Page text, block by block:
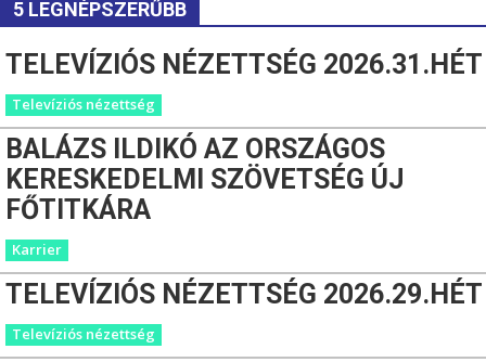
5 LEGNÉPSZERŰBB
TELEVÍZIÓS NÉZETTSÉG 2026.31.HÉT
Televíziós nézettség
BALÁZS ILDIKÓ AZ ORSZÁGOS
KERESKEDELMI SZÖVETSÉG ÚJ
FŐTITKÁRA
Karrier
TELEVÍZIÓS NÉZETTSÉG 2026.29.HÉT
Televíziós nézettség